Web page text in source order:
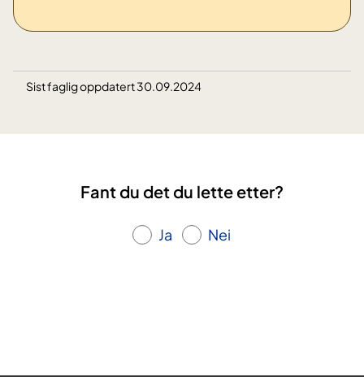
Sist faglig oppdatert 30.09.2024
Fant du det du lette etter?
Ja Nei